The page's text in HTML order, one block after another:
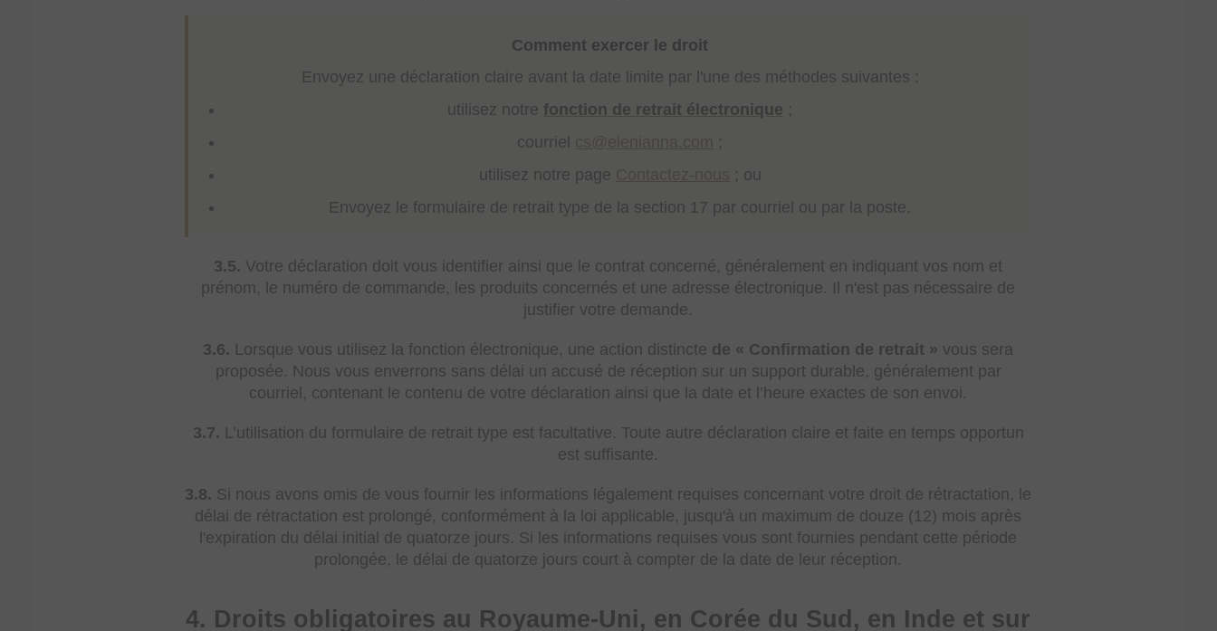
Comment exercer le droit
Envoyez une déclaration claire avant la date limite par l'une des méthodes suivantes :
utilisez notre fonction de retrait électronique ;
courriel cs@elenianna.com ;
utilisez notre page Contactez-nous ; ou
Envoyez le formulaire de retrait type de la section 17 par courriel ou par la poste.
3.5. Votre déclaration doit vous identifier ainsi que le contrat concerné, généralement en indiquant vos nom et
prénom, le numéro de commande, les produits concernés et une adresse électronique. Il n'est pas nécessaire de
justifier votre demande.
3.6. Lorsque vous utilisez la fonction électronique, une action distincte de « Confirmation de retrait » vous sera
proposée. Nous vous enverrons sans délai un accusé de réception sur un support durable, généralement par
courriel, contenant le contenu de votre déclaration ainsi que la date et l’heure exactes de son envoi.
3.7. L’utilisation du formulaire de retrait type est facultative. Toute autre déclaration claire et faite en temps opportun
est suffisante.
3.8. Si nous avons omis de vous fournir les informations légalement requises concernant votre droit de rétractation, le
délai de rétractation est prolongé, conformément à la loi applicable, jusqu'à un maximum de douze (12) mois après
l'expiration du délai initial de quatorze jours. Si les informations requises vous sont fournies pendant cette période
prolongée, le délai de quatorze jours court à compter de la date de leur réception.
4. Droits obligatoires au Royaume-Uni, en Corée du Sud, en Inde et sur